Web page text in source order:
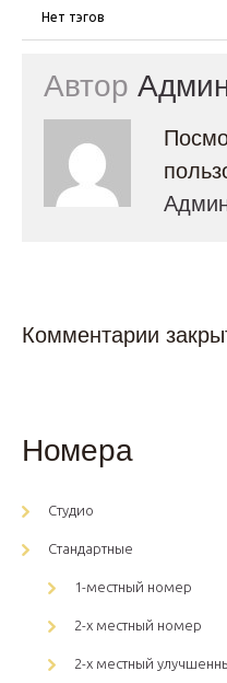
Нет тэгов
Автор
Комментарии
Номера
Студио
Стандартные
1-местный номер
2-х местный номер
2-х местный